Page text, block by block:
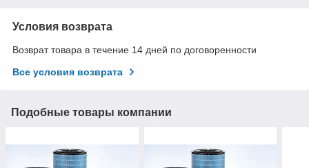
Условия возврата
Возврат товара в течение 14 дней по договоренности
Все условия возврата
Подобные товары компании